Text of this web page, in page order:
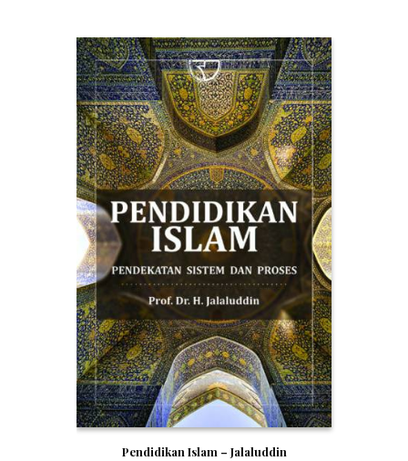
Pendidikan Islam – Jalaluddin